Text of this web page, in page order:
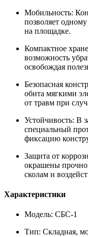
Мобильность:
позволяет
на площадке.
Компактное
возможность
освобождая
Безопасная
обита мягкими
от травм при
Устойчивость: В
специальный
фиксацию
Защита от
окрашены
сколам и
Характеристики
Модель: СБС-1
Тип: Складная,